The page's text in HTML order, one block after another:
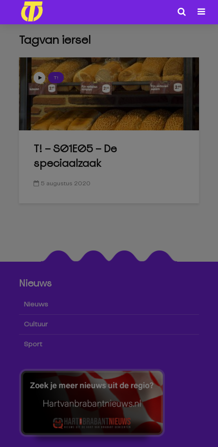
Tagvan iersel
T!
T! – S01E05 – De
speciaalzaak
5 augustus 2020
Nieuws
Nieuws
Cultuur
Sport